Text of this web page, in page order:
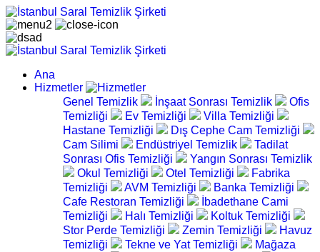
Ana
Hizmetler
Genel Temizlik
İnşaat Sonrası Temizlik
Ofis
Temizliği
Ev Temizliği
Villa Temizliği
Hastane Temizliği
Dış Cephe Cam Temizliği
Cam Silimi
Endüstriyel Temizlik
Tadilat
Sonrası Ofis Temizliği
Yangın Sonrası Temizlik
Okul Temizliği
Otel Temizliği
Fabrika
Temizliği
AVM Temizliği
Banka Temizliği
Cafe Restoran Temizliği
İbadethane Cami
Temizliği
Halı Temizliği
Koltuk Temizliği
Stor Perde Temizliği
Zemin Temizliği
Havuz
Temizliği
Tekne ve Yat Temizliği
Mağaza